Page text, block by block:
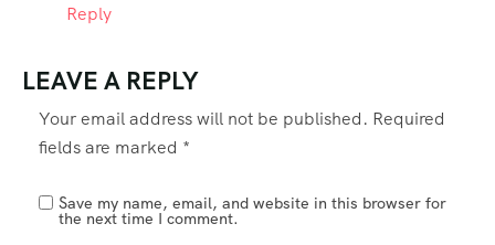
Reply
LEAVE A REPLY
Your email address will not be published. Required
fields are marked *
Save my name, email, and website in this browser for
the next time I comment.